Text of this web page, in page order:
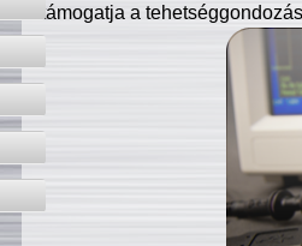
támogatja a